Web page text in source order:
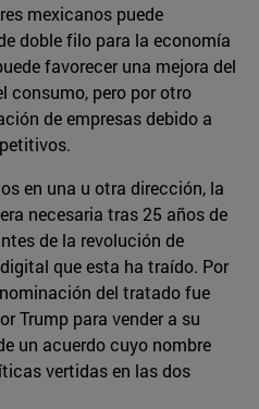
mexicanos puede
doble filo para la economía
favorecer una mejora del
consumo, pero por otro
de empresas debido a
en una u otra dirección, la
necesaria tras 25 años de
de la revolución de
que esta ha traído. Por
del tratado fue
Trump para vender a su
un acuerdo cuyo nombre
vertidas en las dos